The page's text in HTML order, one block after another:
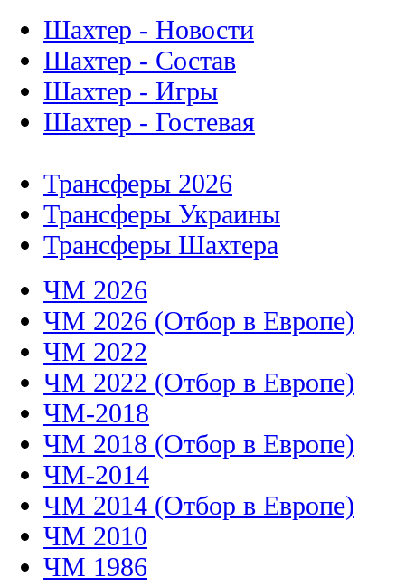
Шахтер - Новости
Шахтер - Состав
Шахтер - Игры
Шахтер - Гостевая
Трансферы 2026
Трансферы Украины
Трансферы Шахтера
ЧМ 2026
ЧМ 2026 (Отбор в Европе)
ЧМ 2022
ЧМ 2022 (Отбор в Европе)
ЧМ-2018
ЧМ 2018 (Отбор в Европе)
ЧМ-2014
ЧМ 2014 (Отбор в Европе)
ЧМ 2010
ЧМ 1986